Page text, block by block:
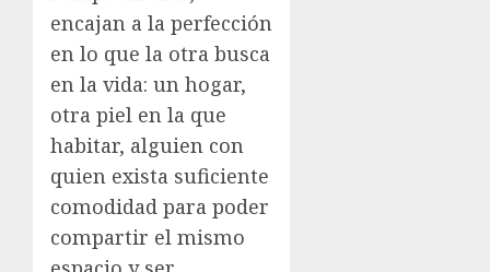
encajan a la perfección
en lo que la otra busca
en la vida: un hogar,
otra piel en la que
habitar, alguien con
quien exista suficiente
comodidad para poder
compartir el mismo